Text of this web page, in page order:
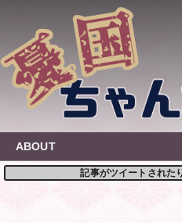
content
ABOUT
記事がツイートされた